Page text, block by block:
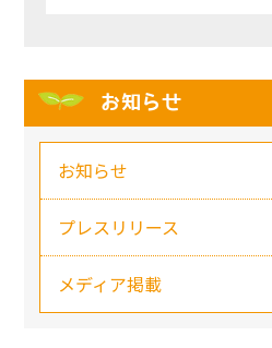
お知らせ
お知らせ
プレスリリース
メディア掲載